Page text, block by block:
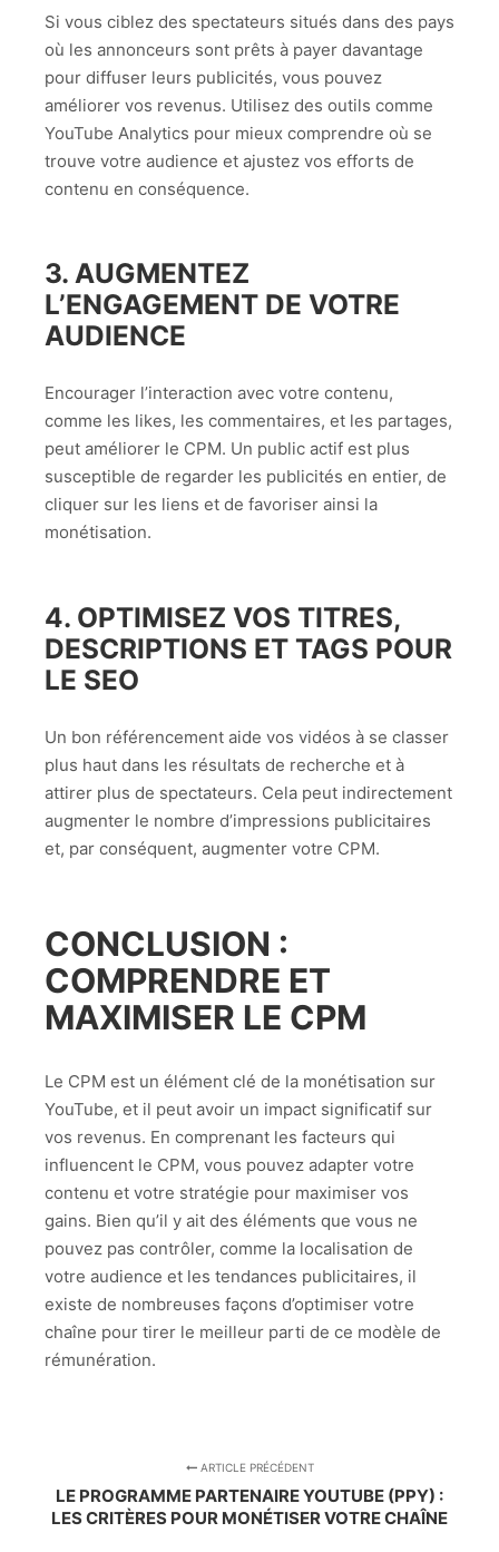
Si vous ciblez des spectateurs situés dans des pays
où les annonceurs sont prêts à payer davantage
pour diffuser leurs publicités, vous pouvez
améliorer vos revenus. Utilisez des outils comme
YouTube Analytics pour mieux comprendre où se
trouve votre audience et ajustez vos efforts de
contenu en conséquence.
3. AUGMENTEZ
L’ENGAGEMENT DE VOTRE
AUDIENCE
Encourager l’interaction avec votre contenu,
comme les likes, les commentaires, et les partages,
peut améliorer le CPM. Un public actif est plus
susceptible de regarder les publicités en entier, de
cliquer sur les liens et de favoriser ainsi la
monétisation.
4. OPTIMISEZ VOS TITRES,
DESCRIPTIONS ET TAGS POUR
LE SEO
Un bon référencement aide vos vidéos à se classer
plus haut dans les résultats de recherche et à
attirer plus de spectateurs. Cela peut indirectement
augmenter le nombre d’impressions publicitaires
et, par conséquent, augmenter votre CPM.
CONCLUSION :
COMPRENDRE ET
MAXIMISER LE CPM
Le CPM est un élément clé de la monétisation sur
YouTube, et il peut avoir un impact significatif sur
vos revenus. En comprenant les facteurs qui
influencent le CPM, vous pouvez adapter votre
contenu et votre stratégie pour maximiser vos
gains. Bien qu’il y ait des éléments que vous ne
pouvez pas contrôler, comme la localisation de
votre audience et les tendances publicitaires, il
existe de nombreuses façons d’optimiser votre
chaîne pour tirer le meilleur parti de ce modèle de
rémunération.
ARTICLE PRÉCÉDENT
LE PROGRAMME PARTENAIRE YOUTUBE (PPY) :
LES CRITÈRES POUR MONÉTISER VOTRE CHAÎNE